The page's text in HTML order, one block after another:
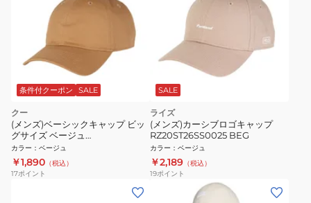
条件付クーポン SALE
クー
(メンズ)ベーシックキャップ ビッ
グサイズ ベージュ
897CO5ST0006 BEG 吸汗速乾
接触冷感
カラー ： ベージュ
￥1,890 （税込）
17ポイント
SALE
ライズ
(メンズ)カーシブロゴキャップ
RZ20ST26SS0025 BEG
カラー ： ベージュ
￥2,189 （税込）
19ポイント